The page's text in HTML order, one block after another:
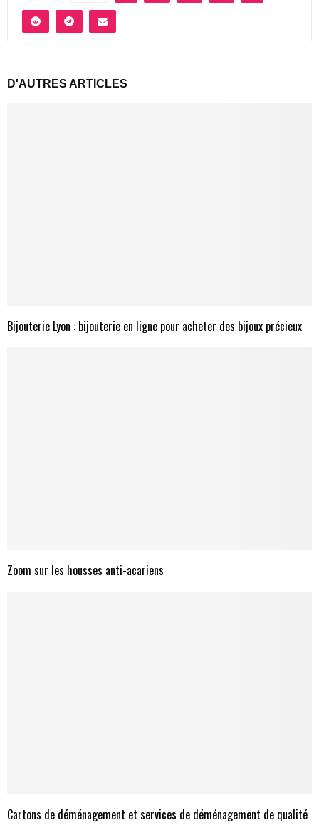
D'AUTRES ARTICLES
Bijouterie Lyon : bijouterie en ligne pour acheter des bijoux précieux
Zoom sur les housses anti-acariens
Cartons de déménagement et services de déménagement de qualité